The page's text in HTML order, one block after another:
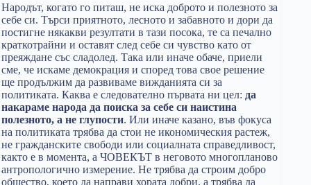
Народът, когато го питаш, не иска доброто и полезното за
себе си. Търси приятното, лесното и забавното и дори да
постигне някакви резултати в тази посока, те са печално
краткотрайни и оставят след себе си чувство като от
преяждане със сладолед. Така или иначе обаче, приели
сме, че искаме демокрация и според това свое решение
ще продължим да развиваме вижданията си за
политиката. Каква е следователно първата ни цел: да
накараме народа да поиска за себе си наистина
полезното, а не глупости. Или иначе казано, във фокуса
на политиката трябва да стои не икономическия растеж,
не гражданските свободи или социалната справедливост,
както е в момента, а ЧОВЕКЪТ в неговото многопланово
антропологично измерение. Не трябва да строим добро
общество, което да направи хората добри, а трябва да